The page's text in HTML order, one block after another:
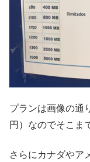
プランは画像の通
円）なのでそこま
さらにカナダやア